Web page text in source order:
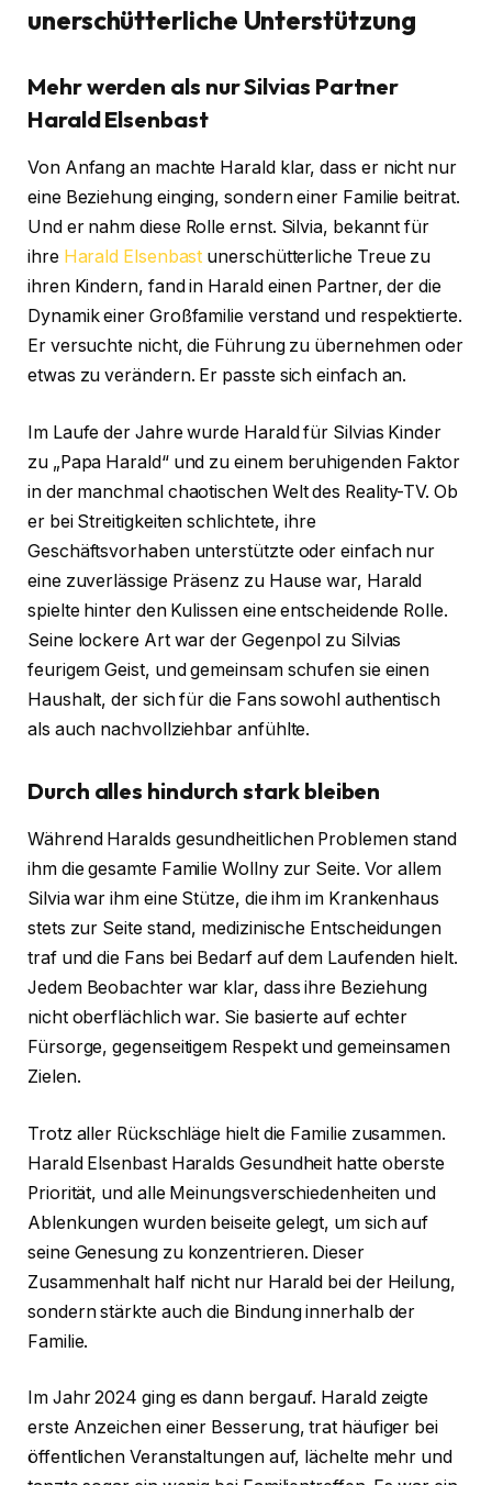
unerschütterliche Unterstützung
Mehr werden als nur Silvias Partner
Harald Elsenbast
Von Anfang an machte Harald klar, dass er nicht nur
eine Beziehung einging, sondern einer Familie beitrat.
Und er nahm diese Rolle ernst. Silvia, bekannt für
ihre Harald Elsenbast unerschütterliche Treue zu
ihren Kindern, fand in Harald einen Partner, der die
Dynamik einer Großfamilie verstand und respektierte.
Er versuchte nicht, die Führung zu übernehmen oder
etwas zu verändern. Er passte sich einfach an.
Im Laufe der Jahre wurde Harald für Silvias Kinder
zu „Papa Harald“ und zu einem beruhigenden Faktor
in der manchmal chaotischen Welt des Reality-TV. Ob
er bei Streitigkeiten schlichtete, ihre
Geschäftsvorhaben unterstützte oder einfach nur
eine zuverlässige Präsenz zu Hause war, Harald
spielte hinter den Kulissen eine entscheidende Rolle.
Seine lockere Art war der Gegenpol zu Silvias
feurigem Geist, und gemeinsam schufen sie einen
Haushalt, der sich für die Fans sowohl authentisch
als auch nachvollziehbar anfühlte.
Durch alles hindurch stark bleiben
Während Haralds gesundheitlichen Problemen stand
ihm die gesamte Familie Wollny zur Seite. Vor allem
Silvia war ihm eine Stütze, die ihm im Krankenhaus
stets zur Seite stand, medizinische Entscheidungen
traf und die Fans bei Bedarf auf dem Laufenden hielt.
Jedem Beobachter war klar, dass ihre Beziehung
nicht oberflächlich war. Sie basierte auf echter
Fürsorge, gegenseitigem Respekt und gemeinsamen
Zielen.
Trotz aller Rückschläge hielt die Familie zusammen.
Harald Elsenbast Haralds Gesundheit hatte oberste
Priorität, und alle Meinungsverschiedenheiten und
Ablenkungen wurden beiseite gelegt, um sich auf
seine Genesung zu konzentrieren. Dieser
Zusammenhalt half nicht nur Harald bei der Heilung,
sondern stärkte auch die Bindung innerhalb der
Familie.
Im Jahr 2024 ging es dann bergauf. Harald zeigte
erste Anzeichen einer Besserung, trat häufiger bei
öffentlichen Veranstaltungen auf, lächelte mehr und